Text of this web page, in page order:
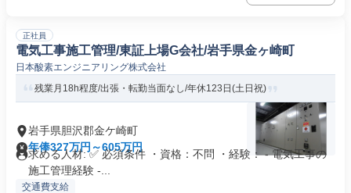
正社員
電気工事施工管理/東証上場G会社/岩手県金ヶ崎町
日本酸素エンジニアリング株式会社
残業月18h程度/出張・転勤当面なし/年休123日(土日祝)
岩手県胆沢郡金ケ崎町
年俸327万円～605万円
求める人材: ✅ 必須条件 ・資格：不問 ・経験： - 電気工事の
施工管理経験 -...
交通費支給